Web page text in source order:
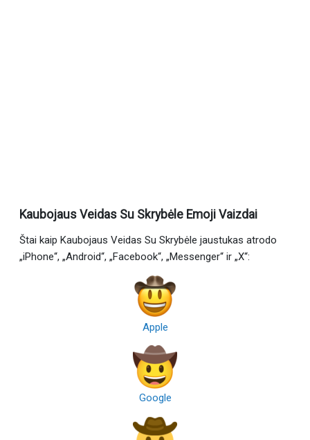
Kaubojaus Veidas Su Skrybėle Emoji Vaizdai
Štai kaip Kaubojaus Veidas Su Skrybėle jaustukas atrodo
„iPhone“, „Android“, „Facebook“, „Messenger“ ir „X“:
Apple
Google